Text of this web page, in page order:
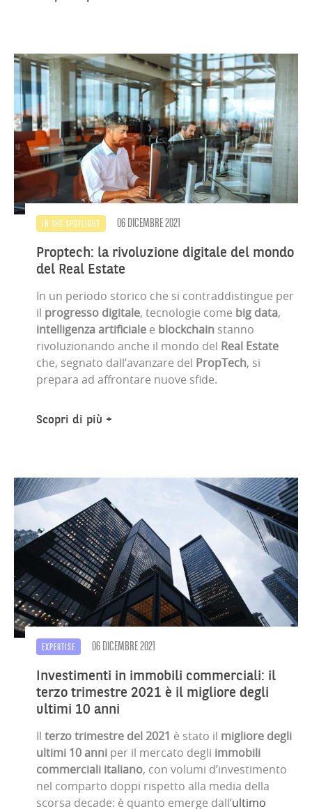
IN THE SPOTLIGHT 06 DICEMBRE 2021
Proptech: la rivoluzione digitale del mondo
del Real Estate
In un periodo storico che si contraddistingue per
il progresso digitale, tecnologie come big data,
intelligenza artificiale e blockchain stanno
rivoluzionando anche il mondo del Real Estate
che, segnato dall’avanzare del PropTech, si
prepara ad affrontare nuove sfide.
Scopri di più
EXPERTISE 06 DICEMBRE 2021
Investimenti in immobili commerciali: il
terzo trimestre 2021 è il migliore degli
ultimi 10 anni
Il terzo trimestre del 2021 è stato il migliore degli
ultimi 10 anni per il mercato degli immobili
commerciali italiano, con volumi d’investimento
nel comparto doppi rispetto alla media della
scorsa decade: è quanto emerge dall’ultimo